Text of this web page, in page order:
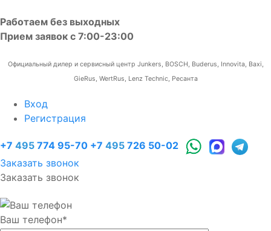
Работаем без выходных
Прием заявок с 7:00-23:00
Официальный дилер и сервисный центр Junkers, BOSCH, Buderus, Innovita, Baxi,
GieRus, WertRus, Lenz Technic, Ресанта
Вход
Регистрация
+7 495 774 95-70 +7 495 726 50-02
Заказать звонок
Заказать звонок
Ваш телефон*